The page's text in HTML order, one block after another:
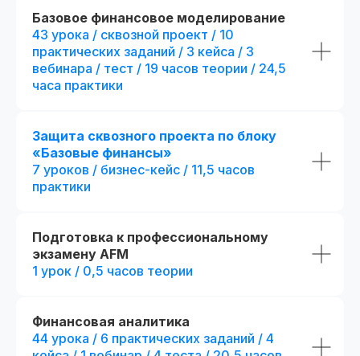
Базовое финансовое моделирование
43 урока / сквозной проект / 10
практических заданий / 3 кейса / 3
вебинара / тест / 19 часов теории / 24,5
часа практики
Защита сквозного проекта по блоку
«Базовые финансы»
7 уроков / бизнес-кейс / 11,5 часов
практики
Подготовка к профессиональному
экзамену AFM
1 урок / 0,5 часов теории
Финансовая аналитика
44 урока / 6 практических заданий / 4
r111104.001/мес
fr111104.001
4 месяца обучения с практикой
на реальных проектах
289 часов контента и 37 онлайн-
тестирований
Презентации и конспекты к урокам
Доступ к контенту и обновлениям —
навсегда
Официальный диплом
(установленного образца)
Возможность получить диплом
международного образца
fr140091.000
дополнительные
+ 1 месяц обучения
на реальных проектах
+ 8 модулей:
+ отдельный куратор
Получить консультацию